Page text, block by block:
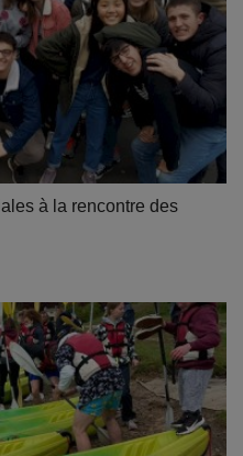
à la rencontre des